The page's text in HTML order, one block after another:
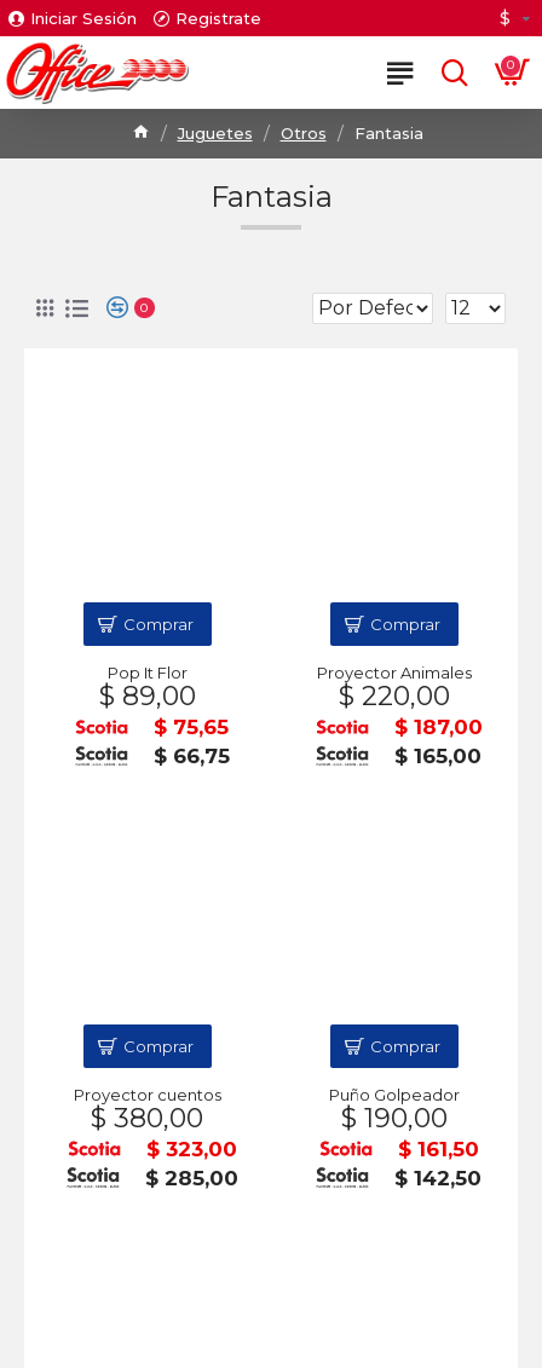
Iniciar Sesión Registrate $
0
Juguetes Otros Fantasia
Fantasia
0
Pop It Flor
$ 89,00
$ 75,65
$ 66,75
Comprar
Proyector Animales
$ 220,00
$ 187,00
$ 165,00
Comprar
Proyector cuentos
$ 380,00
$ 323,00
$ 285,00
Comprar
Puño Golpeador
$ 190,00
$ 161,50
$ 142,50
Comprar